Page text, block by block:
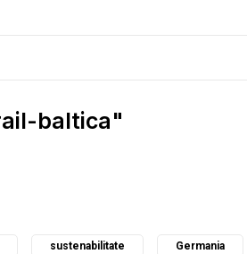
baltica"
sustenabilitate Germania